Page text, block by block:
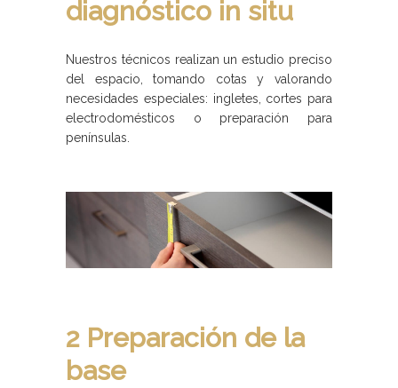
diagnóstico in situ
Nuestros técnicos realizan un estudio preciso
del espacio, tomando cotas y valorando
necesidades especiales: ingletes, cortes para
electrodomésticos o preparación para
penínsulas.
2 Preparación de la
base